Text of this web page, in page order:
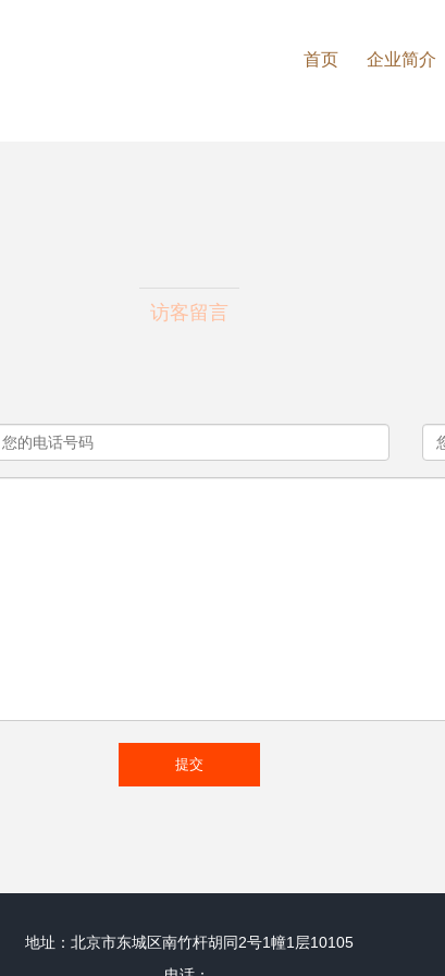
首页 企业简介
访客留言
地址：北京市东城区南竹杆胡同2号1幢1层10105